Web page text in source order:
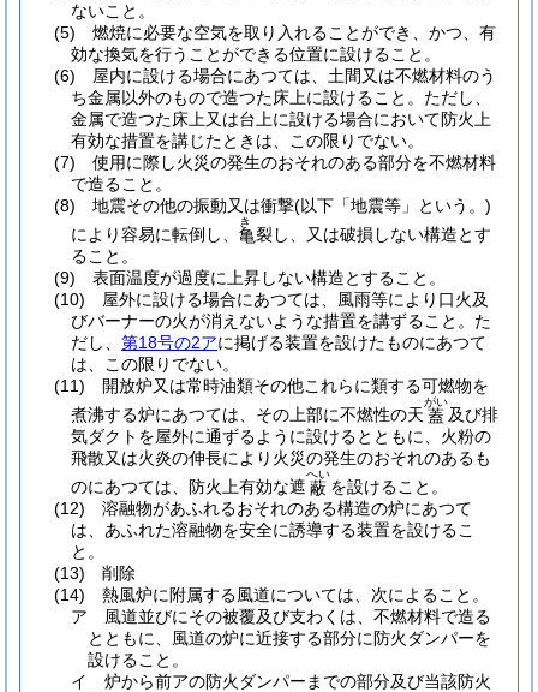
ないこと。
(5)
燃焼に必要な空気を取り入れることができ、かつ、有
効な換気を行うことができる位置に設けること。
(6)
屋内に設ける場合にあつては、土間又は不燃材料のう
ち金属以外のもので造つた床上に設けること。 ただし、
金属で造つた床上又は台上に設ける場合において防火上
有効な措置を講じたときは、この限りでない。
(7)
使用に際し火災の発生のおそれのある部分を不燃材料
で造ること。
(8)
地震その他の振動又は衝撃(以下「地震等」という。)
により容易に転倒し、 亀
き
裂し、又は破損しない構造とす
ること。
(9)
表面温度が過度に上昇しない構造とすること。
(10)
屋外に設ける場合にあつては、風雨等により口火及
びバーナーの火が消えないような措置を講ずること。 た
だし、 第18号の2アに掲げる装置を設けたものにあつて
は、この限りでない。
(11)
開放炉又は常時油類その他これらに類する可燃物を
煮沸する炉にあつては、その上部に不燃性の天 蓋
がい
及び排
気ダクトを屋外に通ずるように設けるとともに、火粉の
飛散又は火炎の伸長により火災の発生のおそれのあるも
のにあつては、防火上有効な遮 蔽
へい
を設けること。
(12)
溶融物があふれるおそれのある構造の炉にあつて
は、あふれた溶融物を安全に誘導する装置を設けるこ
と。
(13)
削除
(14)
熱風炉に附属する風道については、次によること。
ア
風道並びにその被覆及び支わくは、不燃材料で造る
とともに、風道の炉に近接する部分に防火ダンパーを
設けること。
イ
炉から前アの防火ダンパーまでの部分及び当該防火